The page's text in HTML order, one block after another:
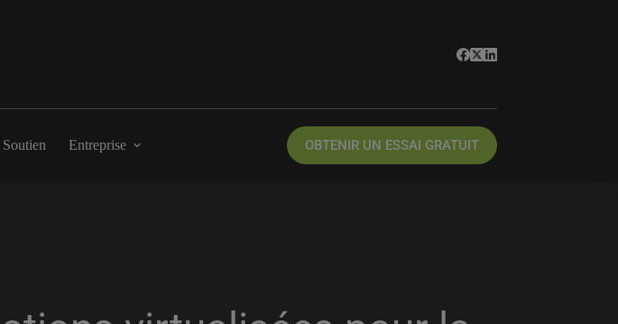
Soutien Entreprise OBTENIR UN ESSAI GRATUIT